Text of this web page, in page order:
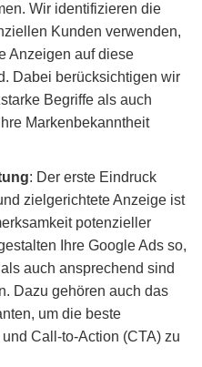
Wir identifizieren die
Kunden verwenden,
Anzeigen auf diese
Dabei berücksichtigen wir
Begriffe als auch
Markenbekanntheit
: Der erste Eindruck
zielgerichtete Anzeige ist
potenzieller
Ihre Google Ads so,
auch ansprechend sind
Dazu gehören auch das
um die beste
Call-to-Action (CTA) zu